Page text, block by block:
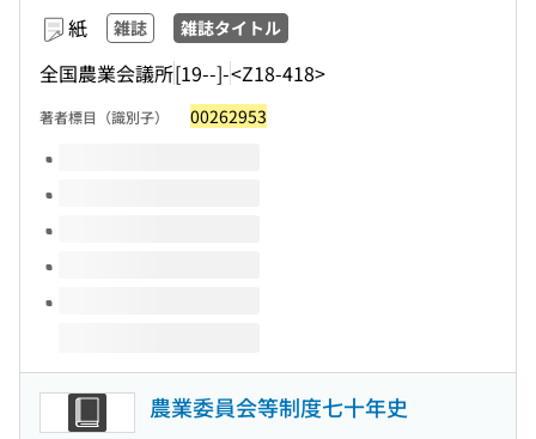
紙 雑誌 雑誌タイトル
全国農業会議所[19--]-<Z18-418>
著者標目（識別子） 00262953
このタイトルの巻号
農業委員会等制度七十年史